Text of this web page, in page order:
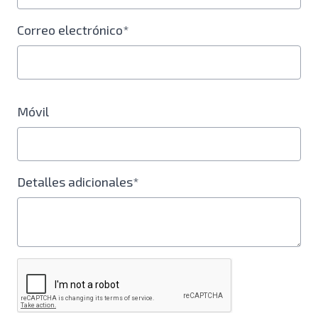
Correo electrónico*
Móvil
Detalles adicionales*